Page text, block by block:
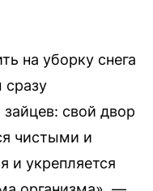
на уборку снега
сразу
свой двор
чистыми и
и укрепляется